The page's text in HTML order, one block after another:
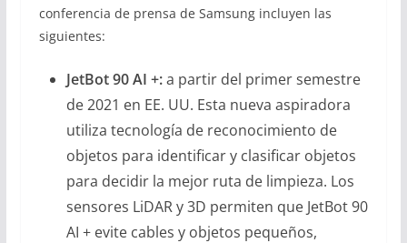
conferencia de prensa de Samsung incluyen las
siguientes:
JetBot 90 AI +:a partir del primer semestre
de 2021 en EE. UU. Esta nueva aspiradora
utiliza tecnología de reconocimiento de
objetos para identificar y clasificar objetos
para decidir la mejor ruta de limpieza. Los
sensores LiDAR y 3D permiten que JetBot 90
AI + evite cables y objetos pequeños,